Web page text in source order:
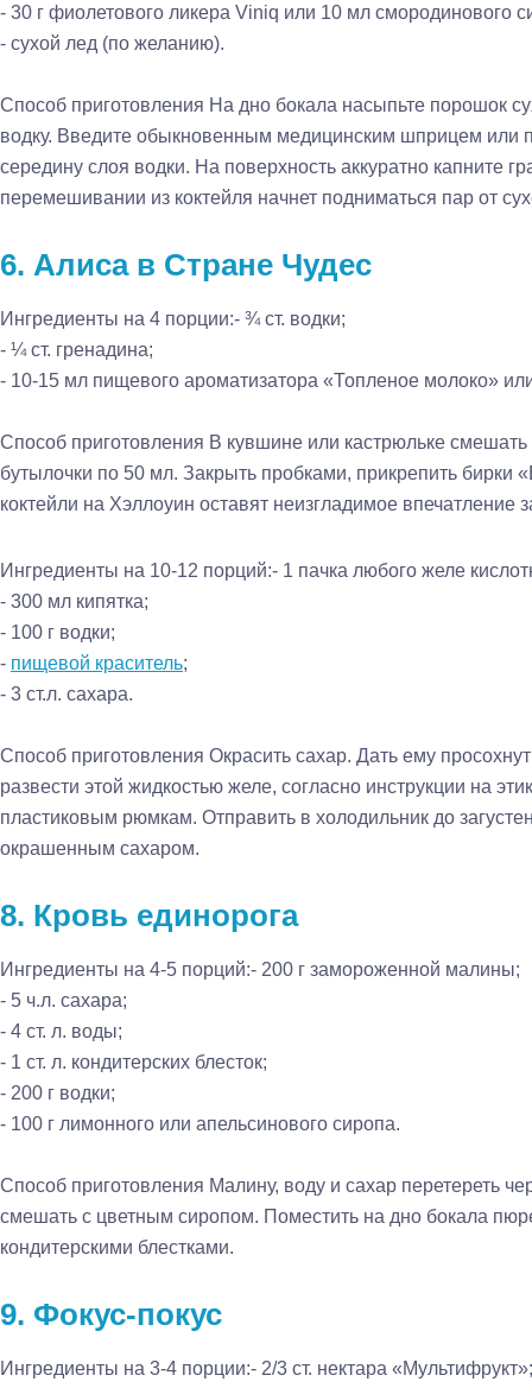
- 30 г фиолетового ликера Viniq или 10 мл смородинового
- сухой лед (по желанию).
Способ приготовления На дно бокала насыпьте порошок
водку. Введите обыкновенным медицинским шприцем или
середину слоя водки. На поверхность аккуратно капните
перемешивании из коктейля начнет подниматься пар от
6. Алиса в Стране Чудес
Ингредиенты на 4 порции:- ¾ ст. водки;
- ¼ ст. гренадина;
- 10-15 мл пищевого ароматизатора «Топленое молоко»
Способ приготовления В кувшине или кастрюльке
бутылочки по 50 мл. Закрыть пробками, прикрепить
коктейли на Хэллоуин оставят неизгладимое впечатление
Ингредиенты на 10-12 порций:- 1 пачка любого желе
- 300 мл кипятка;
- 100 г водки;
- пищевой краситель;
- 3 ст.л. сахара.
Способ приготовления Окрасить сахар. Дать ему
развести этой жидкостью желе, согласно инструкции на
пластиковым рюмкам. Отправить в холодильник до
окрашенным сахаром.
8. Кровь единорога
Ингредиенты на 4-5 порций:- 200 г замороженной малины;
- 5 ч.л. сахара;
- 4 ст. л. воды;
- 1 ст. л. кондитерских блесток;
- 200 г водки;
- 100 г лимонного или апельсинового сиропа.
Способ приготовления Малину, воду и сахар перетереть
смешать с цветным сиропом. Поместить на дно бокала
кондитерскими блестками.
9. Фокус-покус
Ингредиенты на 3-4 порции:- 2/3 ст. нектара «Мультифрукт»;